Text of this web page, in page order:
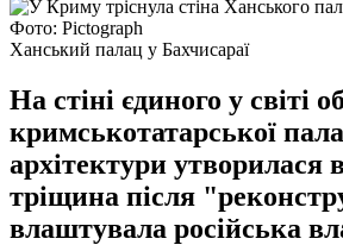
Фото: Pictograph
Ханський палац у Бахчисараї
На стіні єдиного у світі
кримськотатарської
архітектури утворилася
тріщина після
влаштувала російська